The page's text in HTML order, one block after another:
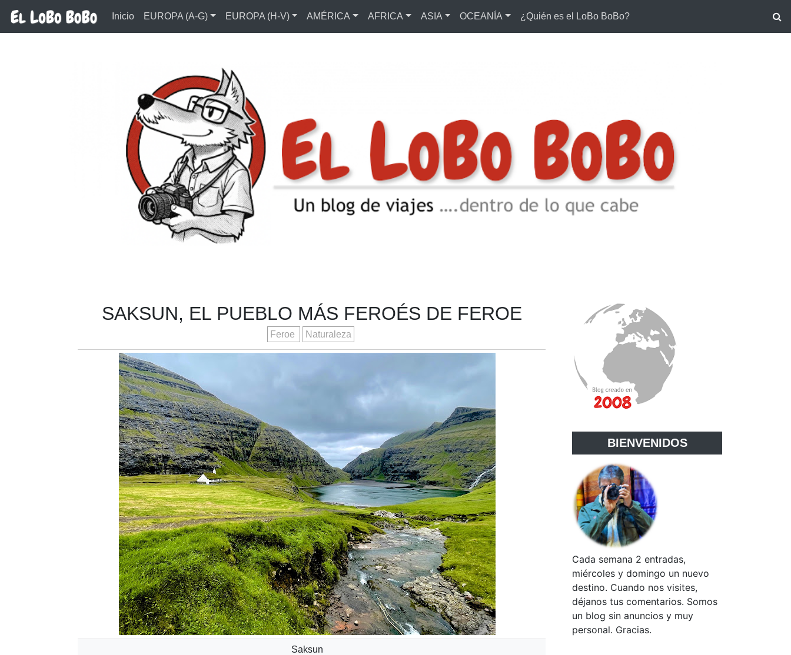
Inicio EUROPA (A-G) EUROPA (H-V) AMÉRICA AFRICA ASIA OCEANÍA ¿Quién es el LoBo BoBo?
SAKSUN, EL PUEBLO MÁS FEROÉS DE FEROE
Feroe Naturaleza
Saksun
BIENVENIDOS
Cada semana 2 entradas,
miércoles y domingo un nuevo
destino. Cuando nos visites,
déjanos tus comentarios. Somos
un blog sin anuncios y muy
personal. Gracias.